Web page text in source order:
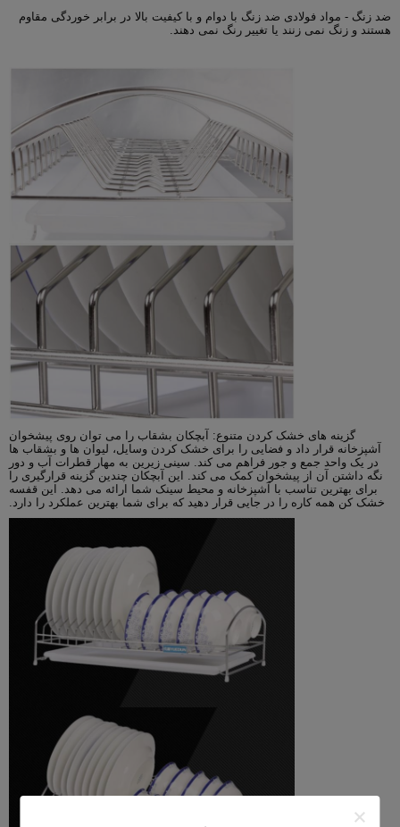
ضد زنگ - مواد فولادی ضد زنگ با دوام و با کیفیت بالا در برابر خوردگی مقاوم
هستند و زنگ نمی زنند یا تغییر رنگ نمی دهند.
گزینه های خشک کردن متنوع: آبچکان بشقاب را می توان روی پیشخوان
آشپزخانه قرار داد و فضایی را برای خشک کردن وسایل، لیوان ها و بشقاب ها
در یک واحد جمع و جور فراهم می کند. سینی زیرین به مهار قطرات آب و دور
نگه داشتن آن از پیشخوان کمک می کند. این آبچکان چندین گزینه قرارگیری را
برای بهترین تناسب با آشپزخانه و محیط سینک شما ارائه می دهد. این قفسه
خشک کن همه کاره را در جایی قرار دهید که برای شما بهترین عملکرد را دارد.